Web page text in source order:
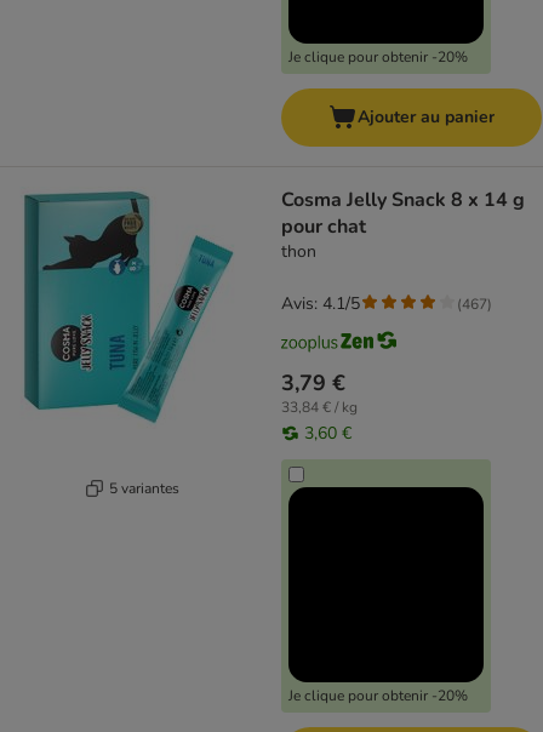
Je clique pour obtenir -20%
Ajouter au panier
5 variantes
Cosma Jelly Snack 8 x 14 g
pour chat
thon
3,79 €
33,84 € / kg
3,60 €
Je clique pour obtenir -20%
Avis: 4.1/5 (467)